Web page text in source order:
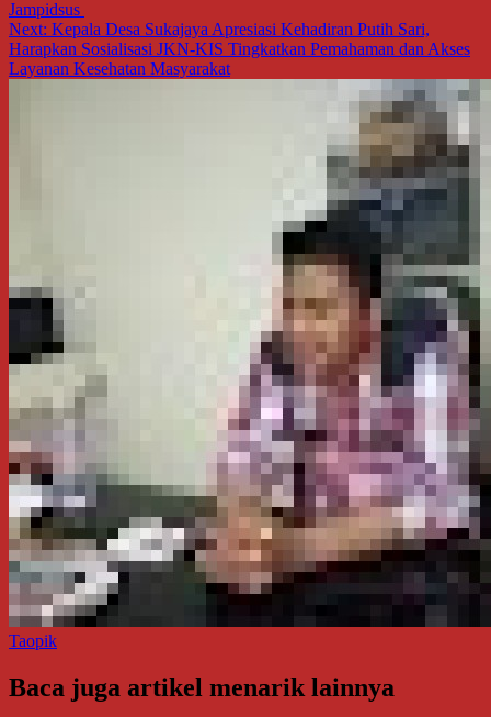
pos
Jampidsus
Next: Kepala Desa Sukajaya Apresiasi Kehadiran Putih Sari,
Harapkan Sosialisasi JKN-KIS Tingkatkan Pemahaman dan Akses
Layanan Kesehatan Masyarakat
Taopik
Baca juga artikel menarik lainnya